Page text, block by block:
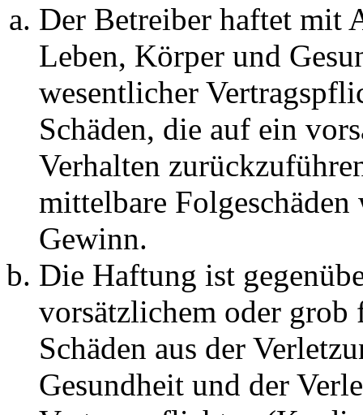
Der Betreiber haftet mit
Leben, Körper und
wesentlicher
Schäden, die auf ein
Verhalten
mittelbare Folgeschäden
Gewinn.
Die Haftung ist
vorsätzlichem oder grob
Schäden aus der
Gesundheit und der